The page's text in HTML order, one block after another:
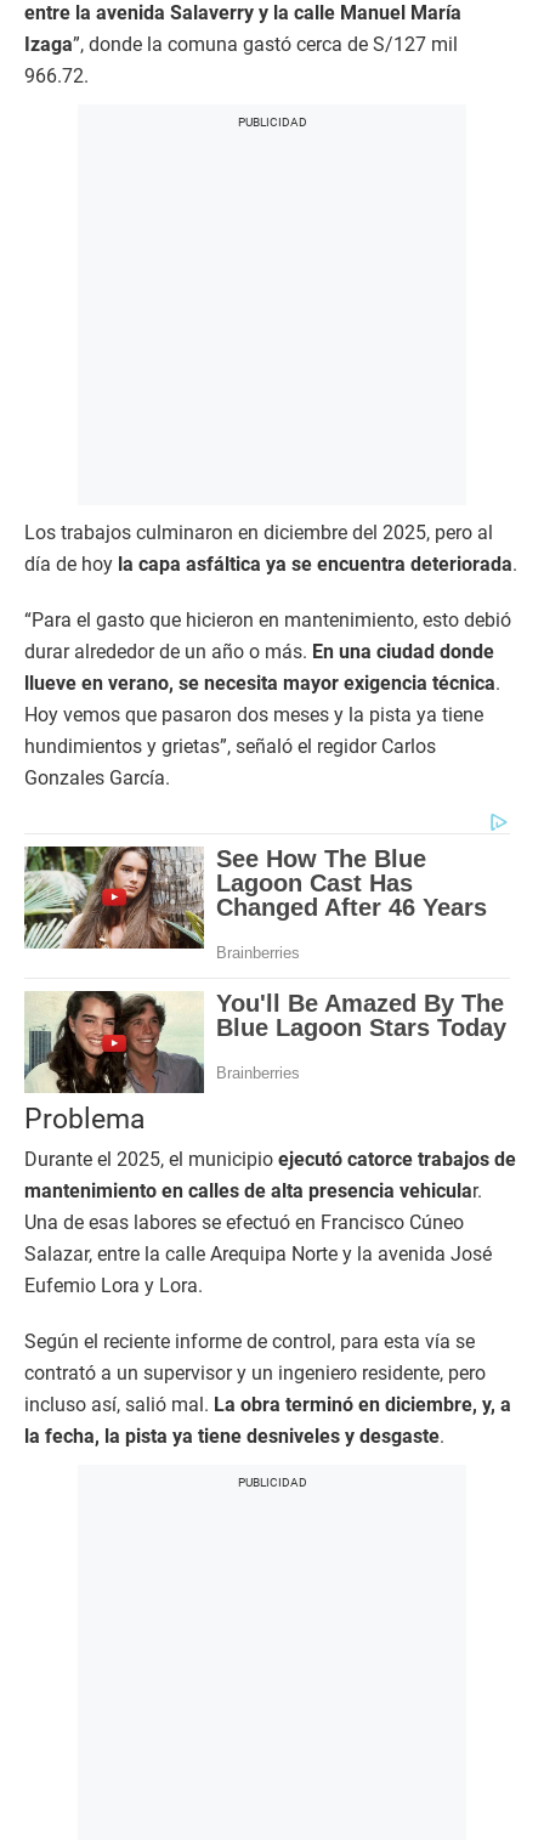
entre la avenida Salaverry y la calle Manuel María
Izaga”, donde la comuna gastó cerca de S/127 mil
966.72.
Los trabajos culminaron en diciembre del 2025, pero al
día de hoy la capa asfáltica ya se encuentra deteriorada.
“Para el gasto que hicieron en mantenimiento, esto debió
durar alrededor de un año o más. En una ciudad donde
llueve en verano, se necesita mayor exigencia técnica.
Hoy vemos que pasaron dos meses y la pista ya tiene
hundimientos y grietas”, señaló el regidor Carlos
Gonzales García.
Problema
Durante el 2025, el municipio ejecutó catorce trabajos de
mantenimiento en calles de alta presencia vehicular.
Una de esas labores se efectuó en Francisco Cúneo
Salazar, entre la calle Arequipa Norte y la avenida José
Eufemio Lora y Lora.
Según el reciente informe de control, para esta vía se
contrató a un supervisor y un ingeniero residente, pero
incluso así, salió mal. La obra terminó en diciembre, y, a
la fecha, la pista ya tiene desniveles y desgaste.